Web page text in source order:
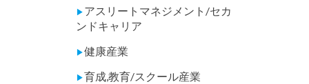
▶ アスリートマネジメント/セカ
ンドキャリア
▶健康産業
▶育成,教育/スクール産業